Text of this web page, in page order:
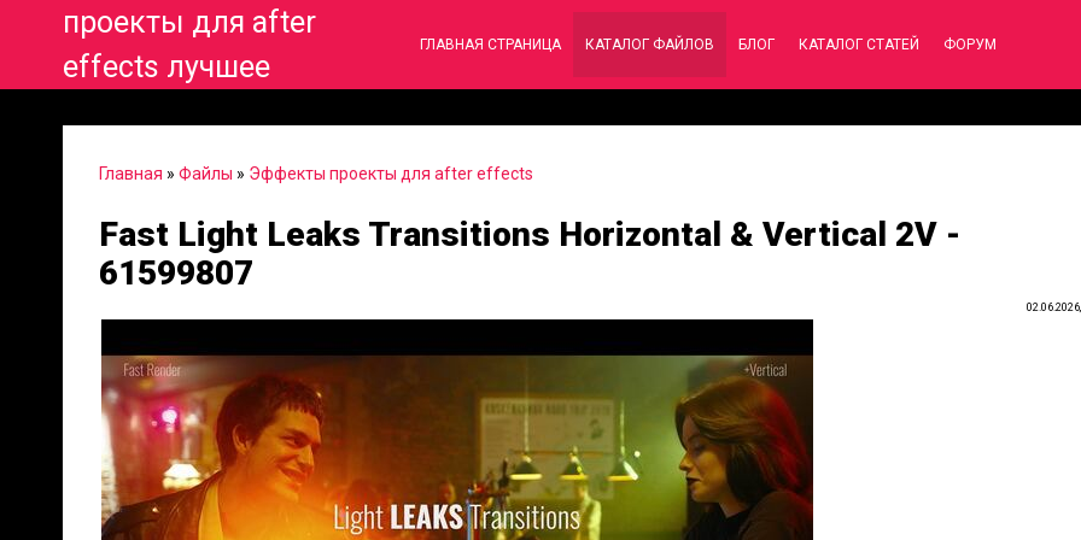
проекты для after
effects лучшее
ГЛАВНАЯ СТРАНИЦА КАТАЛОГ ФАЙЛОВ БЛОГ КАТАЛОГ СТАТЕЙ ФОРУМ
Главная » Файлы » Эффекты проекты для after effects
Fast Light Leaks Transitions Horizontal & Vertical 2V -
61599807